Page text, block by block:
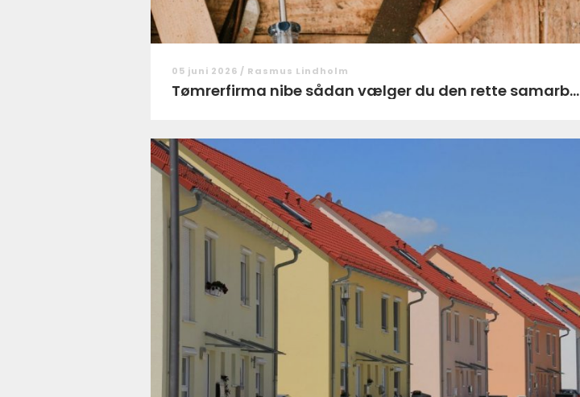
05 juni 2026 / Rasmus Lindholm
Tømrerfirma nibe sådan vælger du den rette samarb...